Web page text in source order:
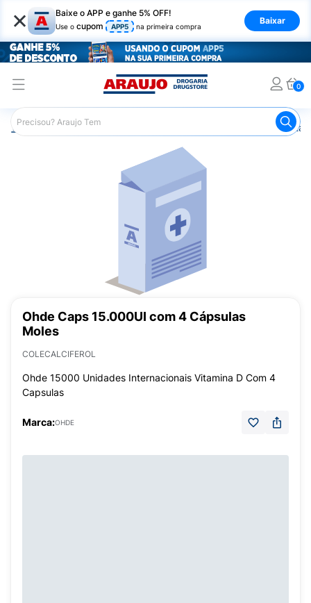
× Baixe o APP e ganhe 5% OFF!
Use o cupom APP5 na primeira compra
Baixar
0
Araujo Saúde e Bem Estar
Ohde Caps 15.000UI com 4 Cápsulas
Moles
COLECALCIFEROL
Ohde 15000 Unidades Internacionais Vitamina D Com 4
Capsulas
Marca:OHDE